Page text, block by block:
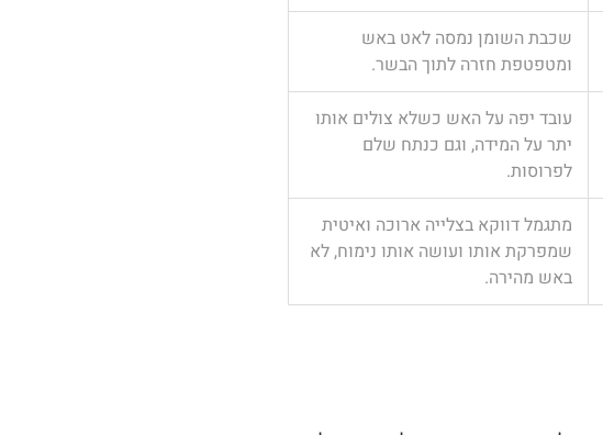
שכבת השומן נמסה לאט באש
ומטפטפת חזרה לתוך הבשר.
עובד יפה על האש כשלא צולים אותו
יתר על המידה, וגם כנתח שלם
לפרוסות.
מתגמל דווקא בצלייה ארוכה ואיטית
שמפרקת אותו ועושה אותו נימוח, לא
באש מהירה.